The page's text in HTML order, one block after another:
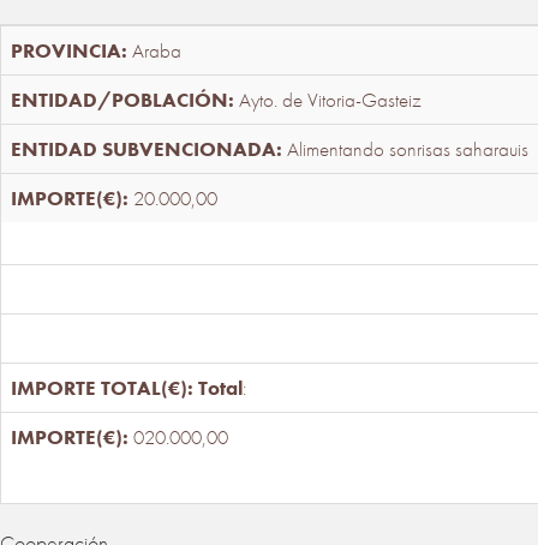
Araba
Ayto. de Vitoria-Gasteiz
Alimentando sonrisas saharauis
20.000,00
Total:
020.000,00